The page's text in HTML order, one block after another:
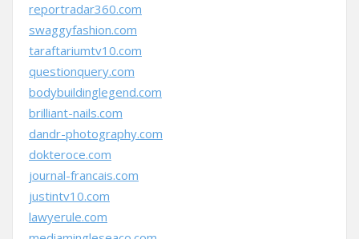
reportradar360.com
swaggyfashion.com
taraftariumtv10.com
questionquery.com
bodybuildinglegend.com
brilliant-nails.com
dandr-photography.com
dokteroce.com
journal-francais.com
justintv10.com
lawyerule.com